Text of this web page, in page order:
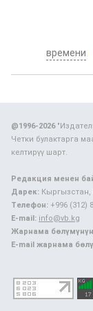
времени
@1996-2026
Четки булактарга
келтирүү шарт.
Редакция менен
Дарек:
Телефон: +996 (312)
E-mail: info@vb.kg
Жарнама
E-mail жарнама